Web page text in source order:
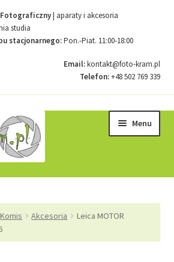
Fotograficzny| aparaty i akcesoria
studia
stacjonarnego:Pon.-Piat. 11:00-18:00
Email:kontakt@foto-kram.pl
Telefon:+48 502 769 339
Menu
Komis Akcesoria
Leica MOTOR